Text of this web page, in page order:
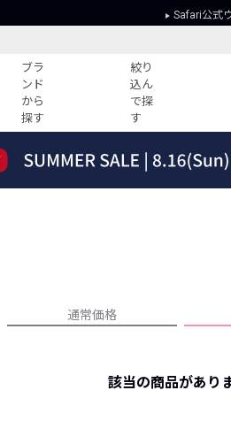
Safari公式
ブラ
ンド
から
探す
絞り
込ん
で探
す
すべての記事
人気記事ランキング
プ
通常価格
該当の商品があり